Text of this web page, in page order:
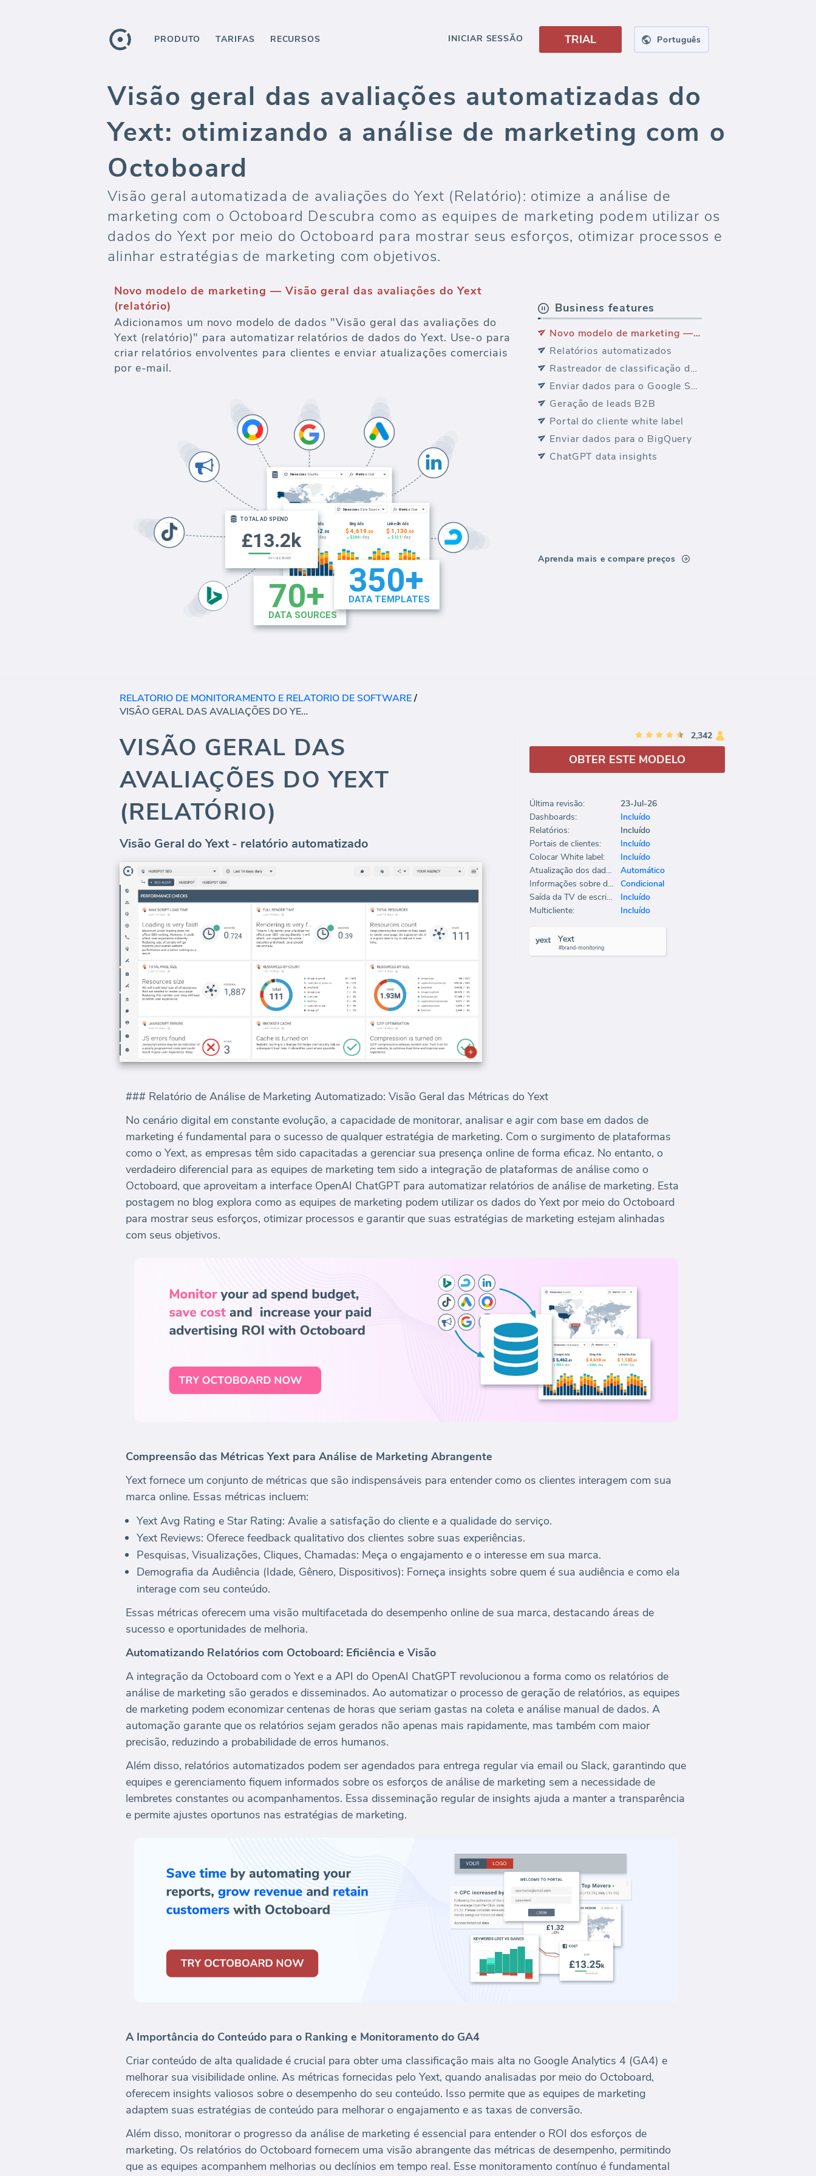
PRODUTO TARIFAS RECURSOS INICIAR SESSÃO TRIAL Português
Visão geral das avaliações automatizadas do
Yext: otimizando a análise de marketing com o
Octoboard
Visão geral automatizada de avaliações do Yext (Relatório): otimize a análise de
marketing com o Octoboard Descubra como as equipes de marketing podem utilizar os
dados do Yext por meio do Octoboard para mostrar seus esforços, otimizar processos e
alinhar estratégias de marketing com objetivos.
Novo modelo de marketing — Visão geral das avaliações do Yext
(relatório)
Adicionamos um novo modelo de dados "Visão geral das avaliações do
Yext (relatório)" para automatizar relatórios de dados do Yext. Use-o para
criar relatórios envolventes para clientes e enviar atualizações comerciais
por e-mail.
Business features
Novo modelo de marketing — Visão geral das avaliações do Yext (relatório)
Relatórios automatizados
Rastreador de classificação de palavras-chave
Enviar dados para o Google Sheets
Geração de leads B2B
Portal do cliente white label
Enviar dados para o BigQuery
ChatGPT data insights
Aprenda mais e compare preços
RELATORIO DE MONITORAMENTO E RELATORIO DE SOFTWARE/
VISÃO GERAL DAS AVALIAÇÕES DO YEXT (RELATÓRIO)
VISÃO GERAL DAS
AVALIAÇÕES DO YEXT
(RELATÓRIO)
Visão Geral do Yext - relatório automatizado
### Relatório de Análise de Marketing Automatizado: Visão Geral das Métricas do Yext
No cenário digital em constante evolução, a capacidade de monitorar, analisar e agir com base em dados de
marketing é fundamental para o sucesso de qualquer estratégia de marketing. Com o surgimento de plataformas
como o Yext, as empresas têm sido capacitadas a gerenciar sua presença online de forma eficaz. No entanto, o
verdadeiro diferencial para as equipes de marketing tem sido a integração de plataformas de análise como o
Octoboard, que aproveitam a interface OpenAI ChatGPT para automatizar relatórios de análise de marketing. Esta
postagem no blog explora como as equipes de marketing podem utilizar os dados do Yext por meio do Octoboard
para mostrar seus esforços, otimizar processos e garantir que suas estratégias de marketing estejam alinhadas
com seus objetivos.
Compreensão das Métricas Yext para Análise de Marketing Abrangente
Yext fornece um conjunto de métricas que são indispensáveis para entender como os clientes interagem com sua
marca online. Essas métricas incluem:
Yext Avg Rating e Star Rating: Avalie a satisfação do cliente e a qualidade do serviço.
Yext Reviews: Oferece feedback qualitativo dos clientes sobre suas experiências.
Pesquisas, Visualizações, Cliques, Chamadas: Meça o engajamento e o interesse em sua marca.
Demografia da Audiência (Idade, Gênero, Dispositivos): Forneça insights sobre quem é sua audiência e como ela
interage com seu conteúdo.
Essas métricas oferecem uma visão multifacetada do desempenho online de sua marca, destacando áreas de
sucesso e oportunidades de melhoria.
Automatizando Relatórios com Octoboard: Eficiência e Visão
A integração da Octoboard com o Yext e a API do OpenAI ChatGPT revolucionou a forma como os relatórios de
análise de marketing são gerados e disseminados. Ao automatizar o processo de geração de relatórios, as equipes
de marketing podem economizar centenas de horas que seriam gastas na coleta e análise manual de dados. A
automação garante que os relatórios sejam gerados não apenas mais rapidamente, mas também com maior
precisão, reduzindo a probabilidade de erros humanos.
Além disso, relatórios automatizados podem ser agendados para entrega regular via email ou Slack, garantindo que
equipes e gerenciamento fiquem informados sobre os esforços de análise de marketing sem a necessidade de
lembretes constantes ou acompanhamentos. Essa disseminação regular de insights ajuda a manter a transparência
e permite ajustes oportunos nas estratégias de marketing.
A Importância do Conteúdo para o Ranking e Monitoramento do GA4
Criar conteúdo de alta qualidade é crucial para obter uma classificação mais alta no Google Analytics 4 (GA4) e
melhorar sua visibilidade online. As métricas fornecidas pelo Yext, quando analisadas por meio do Octoboard,
oferecem insights valiosos sobre o desempenho do seu conteúdo. Isso permite que as equipes de marketing
adaptem suas estratégias de conteúdo para melhorar o engajamento e as taxas de conversão.
Além disso, monitorar o progresso da análise de marketing é essencial para entender o ROI dos esforços de
marketing. Os relatórios do Octoboard fornecem uma visão abrangente das métricas de desempenho, permitindo
que as equipes acompanhem melhorias ou declínios em tempo real. Esse monitoramento contínuo é fundamental
2,342
OBTER ESTE MODELO
Última revisão:
23-Jul-26
Dashboards:
Incluído
Relatórios:
Incluído
Portais de clientes:
Incluído
Colocar White label:
Incluído
Atualização dos dados:
Automático
Informações sobre dados:
Condicional
Saída da TV de escritório:
Incluído
Multicliente:
Incluído
Yext
#brand-monitoring